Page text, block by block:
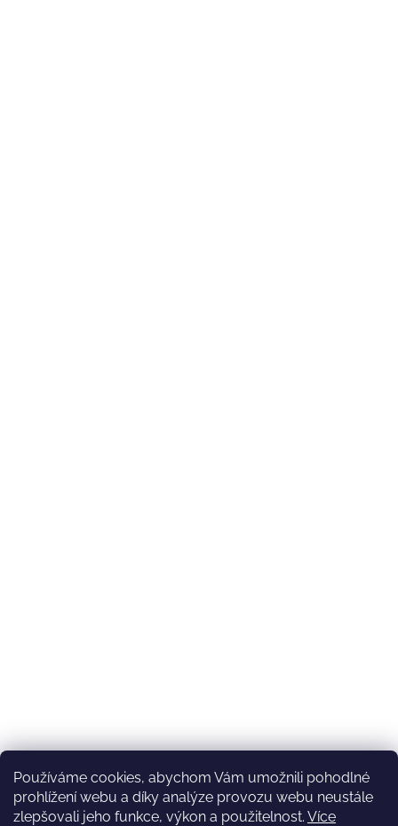
Používáme cookies, abychom Vám umožnili pohodlné
prohlížení webu a díky analýze provozu webu neustále
zlepšovali jeho funkce, výkon a použitelnost. Více